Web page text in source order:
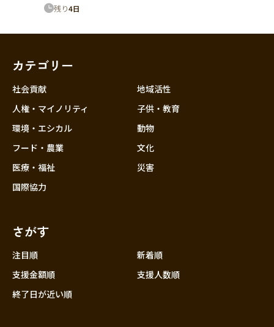
残り4日
カテゴリー
社会貢献
人権・マイノリティ
環境・エシカル
フード・農業
医療・福祉
国際協力
地域活性
子供・教育
動物
文化
災害
さがす
注目順
新着順
支援金額順
支援人数順
終了日が近い順